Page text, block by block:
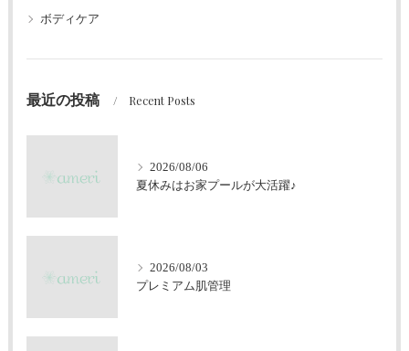
ボディケア
最近の投稿 Recent Posts
2026/08/06
夏休みはお家プールが大活躍♪
2026/08/03
プレミアム肌管理